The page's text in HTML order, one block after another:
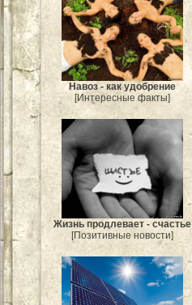
Навоз - как удобрение
[Интересные факты]
Жизнь продлевает - счастье
[Позитивные новости]